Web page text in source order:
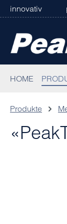
Hauptinhalt
Zur Suche
Zur
innovativ
HOME
Produkte